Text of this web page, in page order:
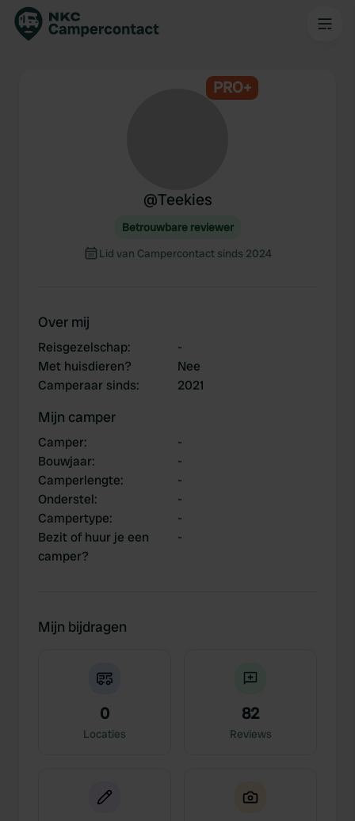
PRO+
@Teekies
Betrouwbare reviewer
Lid van Campercontact sinds 2024
Over mij
Reisgezelschap:
-
Met huisdieren?
Nee
Camperaar sinds: 2021
Mijn camper
Camper:
-
Bouwjaar:
-
Camperlengte:
-
Onderstel:
-
Campertype:
-
Bezit of huur je een
camper?
-
Mijn bijdragen
0
Locaties
82
Reviews